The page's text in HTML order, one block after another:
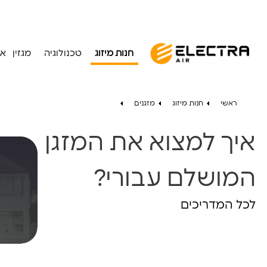
חנות מיזוג טכנולוגיה מגזין
ראשי חנות מיזוג מזגנים
איך למצוא את המזגן
המושלם עבורי?
לכל המדריכיםהמזגן המושלם לסלון
מה חשוב בבחירת המזגן לסלון?